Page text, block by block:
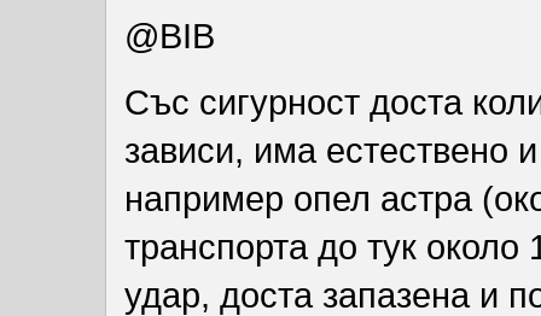
@BIB
Със сигурност доста
зависи, има естествено
например опел астра
транспорта до тук
удар, доста запазена и